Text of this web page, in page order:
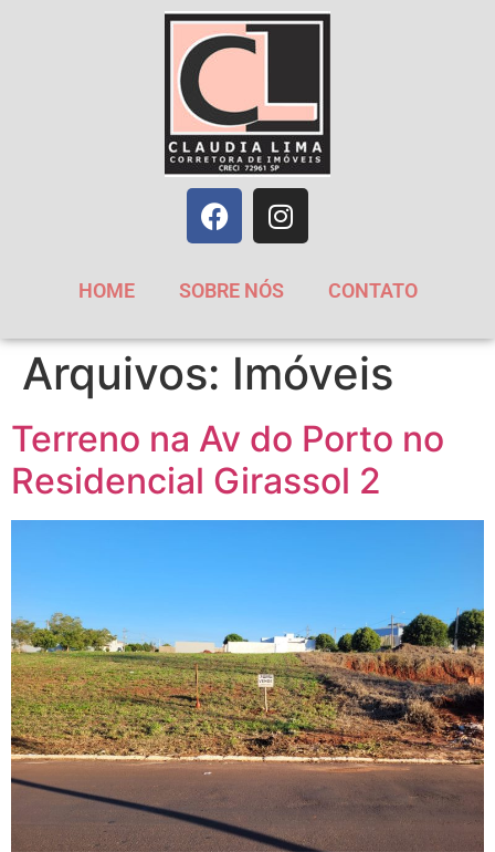
HOME SOBRE NÓS CONTATO
Arquivos: Imóveis
Terreno na Av do Porto no
Residencial Girassol 2